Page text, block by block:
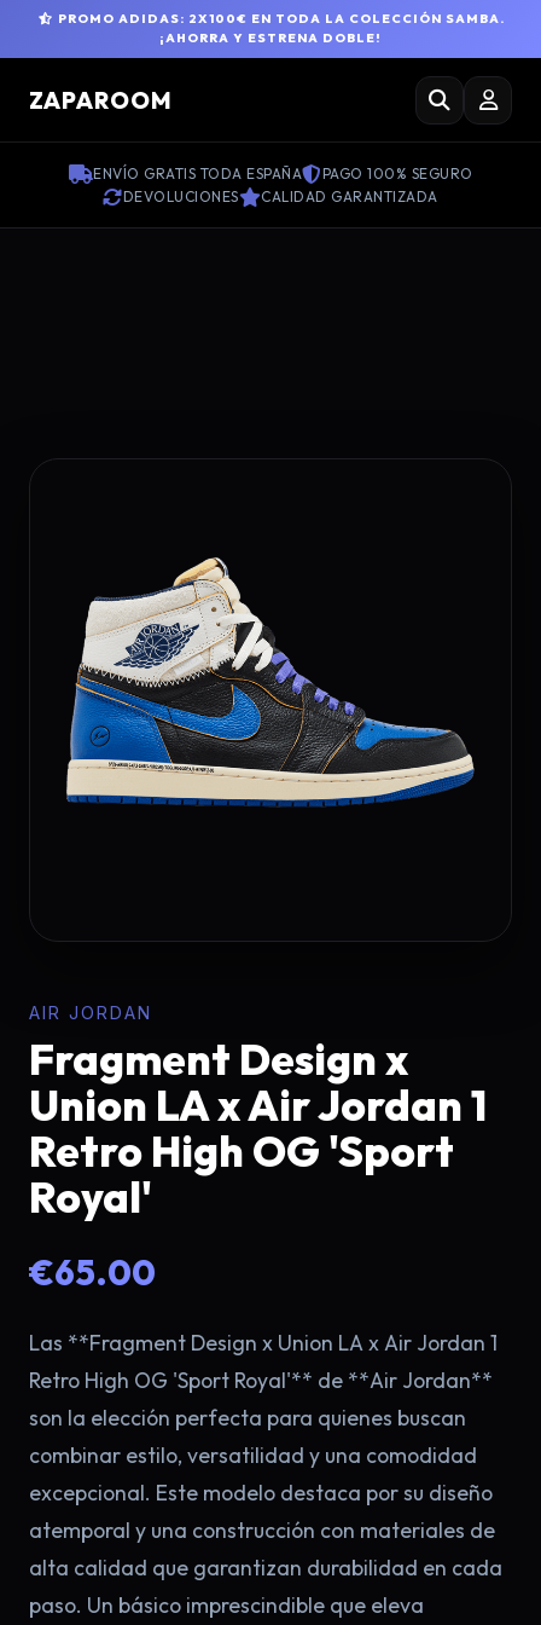
PROMO ADIDAS: 2X100€ EN TODA LA COLECCIÓN SAMBA.
¡AHORRA Y ESTRENA DOBLE!
ZAPAROOM
ENVÍO GRATIS TODA ESPAÑA
PAGO 100% SEGURO
DEVOLUCIONES
CALIDAD GARANTIZADA
AIR JORDAN
Fragment Design x
Union LA x Air Jordan 1
Retro High OG 'Sport
Royal'
€65.00
Las **Fragment Design x Union LA x Air Jordan 1
Retro High OG 'Sport Royal'** de **Air Jordan**
son la elección perfecta para quienes buscan
combinar estilo, versatilidad y una comodidad
excepcional. Este modelo destaca por su diseño
atemporal y una construcción con materiales de
alta calidad que garantizan durabilidad en cada
paso. Un básico imprescindible que eleva
×